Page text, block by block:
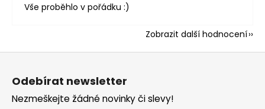
Vše proběhlo v pořádku :)
Zobrazit další hodnocení
Z
Odebírat newsletter
Nezmeškejte žádné novinky či slevy!